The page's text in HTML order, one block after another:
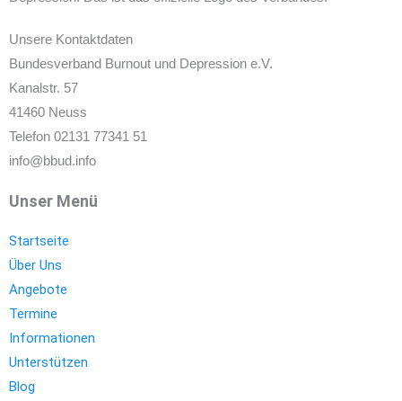
Unsere Kontaktdaten
Bundesverband Burnout und Depression e.V.
Kanalstr. 57
41460 Neuss
Telefon 02131 77341 51
info@bbud.info
Unser Menü
Startseite
Über Uns
Angebote
Termine
Informationen
Unterstützen
Blog